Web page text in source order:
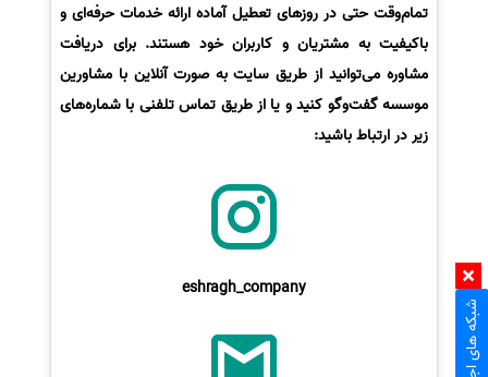
تمام‌وقت حتی در روزهای تعطیل آماده ارائه خدمات حرفه‌ای و
باکیفیت به مشتریان و کاربران خود هستند. برای دریافت
مشاوره می‌توانید از طریق سایت به صورت آنلاین با مشاورین
موسسه گفت‌وگو کنید و یا از طریق تماس تلفنی با شماره‌های
زیر در ارتباط باشید:
eshragh_company